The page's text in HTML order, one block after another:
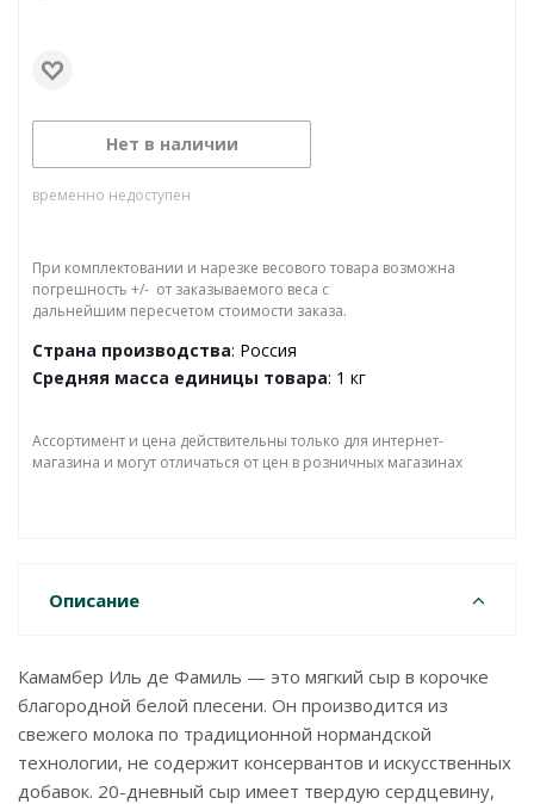
Нет в наличии
временно недоступен
При комплектовании и нарезке весового товара возможна
погрешность +/- от заказываемого веса с
дальнейшим пересчетом стоимости заказа.
Страна производства: Россия
Средняя масса единицы товара: 1 кг
Ассортимент и цена действительны только для интернет-
магазина и могут отличаться от цен в розничных магазинах
Описание
Камамбер Иль де Фамиль — это мягкий сыр в корочке
благородной белой плесени. Он производится из
свежего молока по традиционной нормандской
технологии, не содержит консервантов и искусственных
добавок. 20-дневный сыр имеет твердую сердцевину,